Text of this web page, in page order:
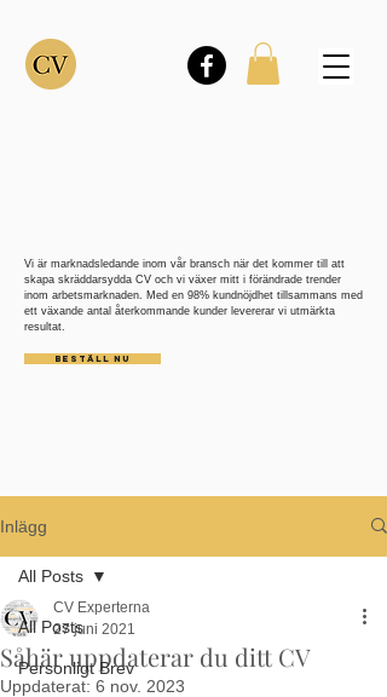
Vi är marknadsledande inom vår bransch när det kommer till att
skapa skräddarsydda CV och vi växer mitt i förändrade trender
inom arbetsmarknaden. Med en 98% kundnöjdhet tillsammans med
ett växande antal återkommande kunder levererar vi utmärkta
resultat.
BESTÄLL NU
Inlägg
All Posts
Personligt Brev
All Posts
Såhär uppdaterar du ditt CV
CV Experterna
27 juni 2021
Uppdaterat: 6 nov. 2023